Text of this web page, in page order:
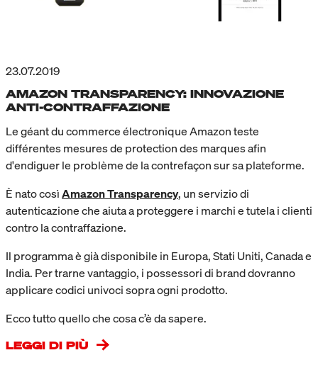
23.07.2019
AMAZON TRANSPARENCY: INNOVAZIONE
ANTI-CONTRAFFAZIONE
Le géant du commerce électronique Amazon teste
différentes mesures de protection des marques afin
d'endiguer le problème de la contrefaçon sur sa plateforme.
È nato cosìAmazon Transparency, un servizio di
autenticazione che aiuta a proteggere i marchi e tutela i clienti
contro la contraffazione.
Il programma è già disponibile in Europa, Stati Uniti, Canada e
India. Per trarne vantaggio, i possessori di brand dovranno
applicare codici univoci sopra ogni prodotto.
Ecco tutto quello che cosa c’è da sapere.
LEGGI DI PIÙ